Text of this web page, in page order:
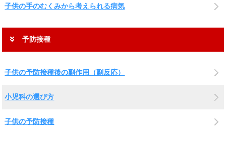
子供の手のむくみから考えられる病気
予防接種
子供の予防接種後の副作用（副反応）
小児科の選び方
子供の予防接種